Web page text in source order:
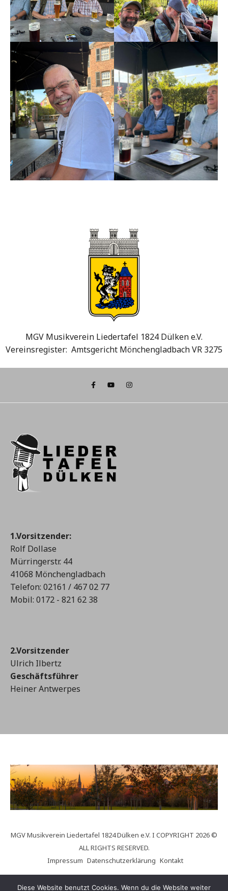
MGV Musikverein Liedertafel 1824 Dülken e.V.
Vereinsregister: Amtsgericht Mönchengladbach VR 3275
1.Vorsitzender:
Rolf Dollase
Mürringerstr. 44
41068 Mönchengladbach
Telefon: 02161 / 467 02 77
Mobil: 0172 - 821 62 38
2.Vorsitzender
Ulrich Ilbertz
Geschäftsführer
Heiner Antwerpes
MGV Musikverein Liedertafel 1824 Dülken e.V. I COPYRIGHT 2026 ©
ALL RIGHTS RESERVED.
Impressum Datenschutzerklärung Kontakt
Diese Website benutzt Cookies. Wenn du die Website weiter